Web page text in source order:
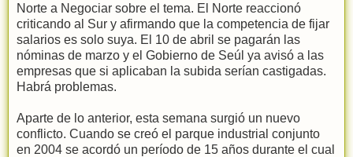
Norte a Negociar sobre el tema. El Norte reaccionó
criticando al Sur y afirmando que la competencia de fijar
salarios es solo suya. El 10 de abril se pagarán las
nóminas de marzo y el Gobierno de Seúl ya avisó a las
empresas que si aplicaban la subida serían castigadas.
Habrá problemas.
Aparte de lo anterior, esta semana surgió un nuevo
conflicto. Cuando se creó el parque industrial conjunto
en 2004 se acordó un período de 15 años durante el cual